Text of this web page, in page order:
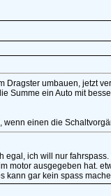
umbauen, jetzt
Summe ein Auto mit
wenn einen die
egal, ich will nur
motor ausgegeben hat.
kann gar kein spass